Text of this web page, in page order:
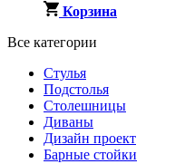
Корзина
Все категории
Стулья
Подстолья
Столешницы
Диваны
Дизайн проект
Барные стойки